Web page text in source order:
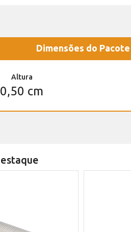
Dimensões do Pacote
Altura
0,50 cm